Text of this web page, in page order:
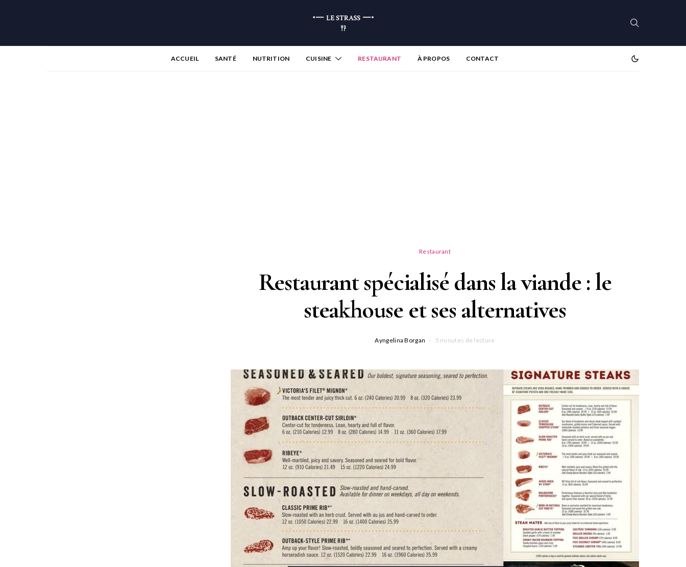
ACCUEIL SANTÉ NUTRITION CUISINE RESTAURANT À PROPOS CONTACT
Restaurant
Restaurant spécialisé dans la viande : le
steakhouse et ses alternatives
Ayngelina Borgan 5 minutes de lecture